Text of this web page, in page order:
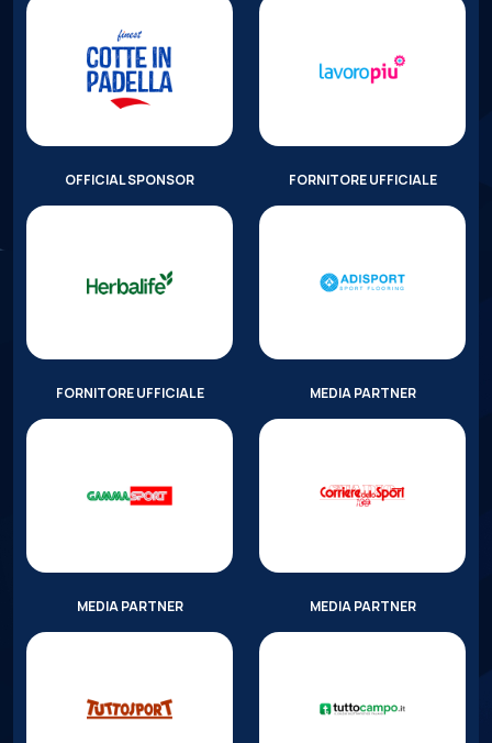
OFFICIAL SPONSOR FORNITORE UFFICIALE
FORNITORE UFFICIALE MEDIA PARTNER
MEDIA PARTNER MEDIA PARTNER